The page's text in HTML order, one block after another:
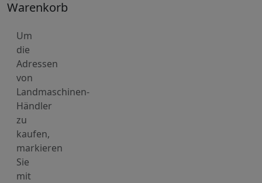
Warenkorb
Um
die
Adressen
von
Landmaschinen-
Händler
zu
kaufen,
markieren
Sie
mit